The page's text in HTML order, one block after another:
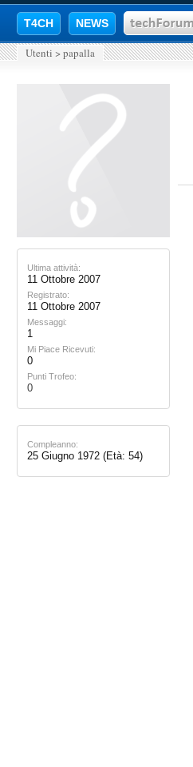
T4CH NEWS
Utenti > papalla
Ultima attività:
11 Ottobre 2007
Registrato:
11 Ottobre 2007
Messaggi:
1
Mi Piace Ricevuti:
0
Punti Trofeo:
0
Compleanno:
25 Giugno 1972 (Età: 54)